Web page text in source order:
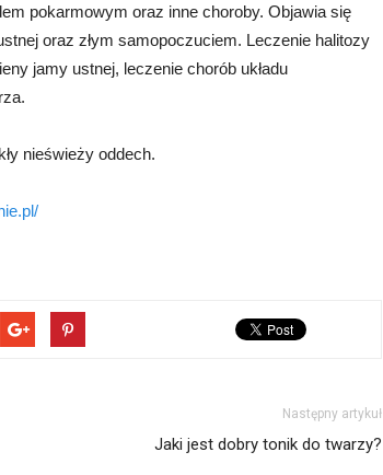
pokarmowym oraz inne choroby. Objawia się
oraz złym samopoczuciem. Leczenie halitozy
jamy ustnej, leczenie chorób układu
nieświeży oddech.
Następny artykuł
Jaki jest dobry tonik do twarzy?